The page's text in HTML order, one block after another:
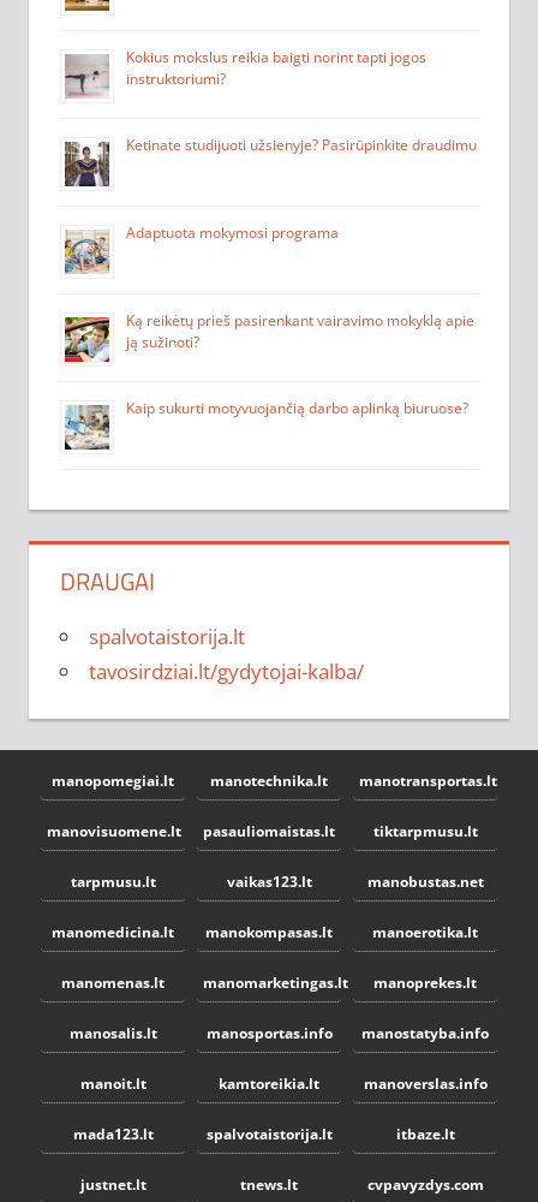
Kokius mokslus reikia baigti norint tapti jogos
instruktoriumi?
Ketinate studijuoti užsienyje? Pasirūpinkite draudimu
Adaptuota mokymosi programa
Ką reikėtų prieš pasirenkant vairavimo mokyklą apie
ją sužinoti?
Kaip sukurti motyvuojančią darbo aplinką biuruose?
DRAUGAI
spalvotaistorija.lt
tavosirdziai.lt/gydytojai-kalba/
manopomegiai.lt manotechnika.lt manotransportas.lt
manovisuomene.lt pasauliomaistas.lt tiktarpmusu.lt
tarpmusu.lt vaikas123.lt manobustas.net
manomedicina.lt manokompasas.lt manoerotika.lt
manomenas.lt manomarketingas.lt manoprekes.lt
manosalis.lt manosportas.info manostatyba.info
manoit.lt kamtoreikia.lt manoverslas.info
mada123.lt spalvotaistorija.lt itbaze.lt
justnet.lt tnews.lt cvpavyzdys.com